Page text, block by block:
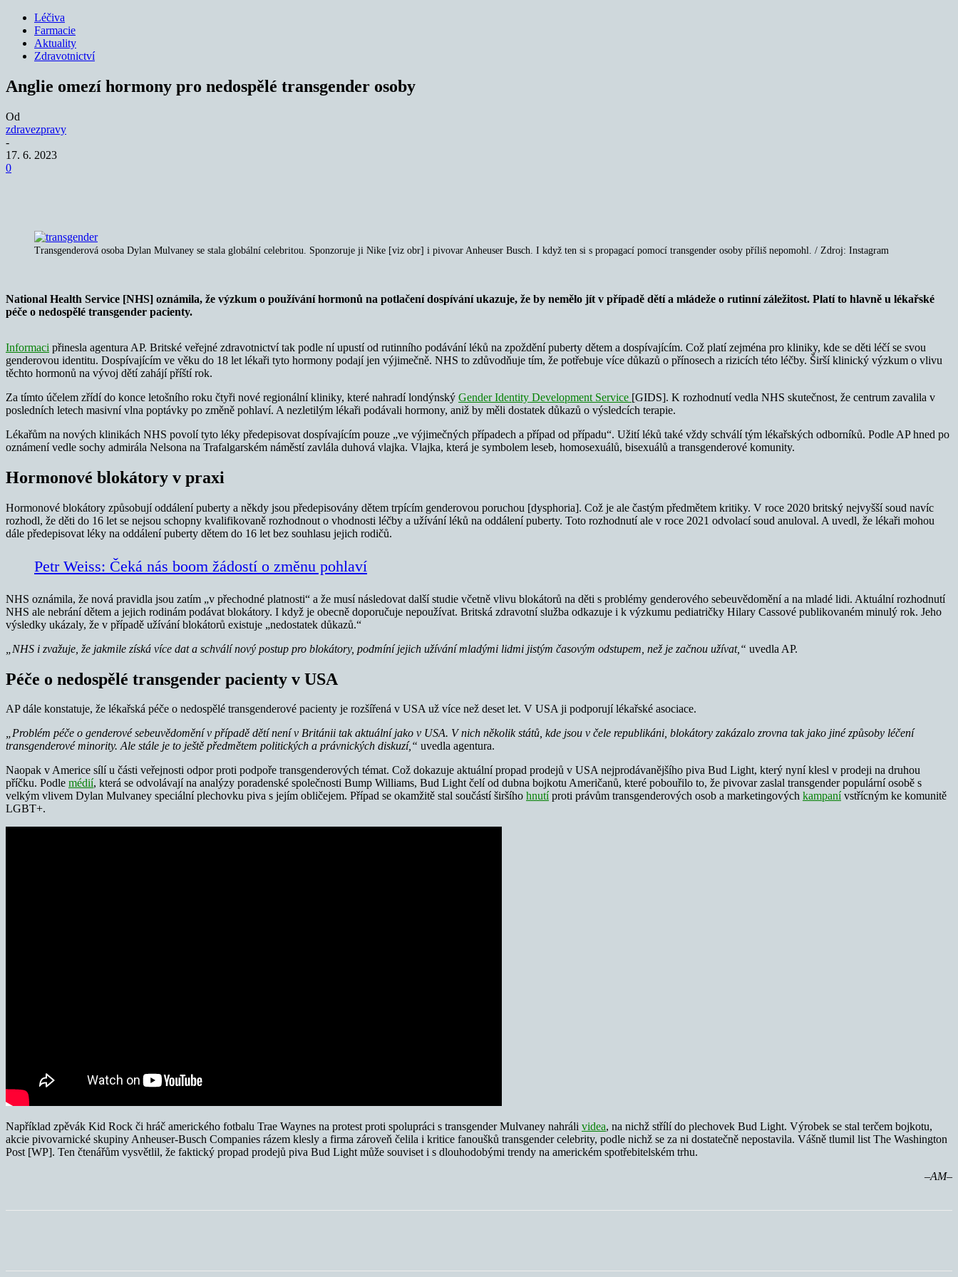
Léčiva
Farmacie
Aktuality
Zdravotnictví
Anglie omezí hormony pro nedospělé transgender osoby
Od
zdravezpravy
-
17. 6. 2023
0
Transgenderová osoba Dylan Mulvaney se stala globální celebritou. Sponzoruje ji Nike [viz obr] i pivovar Anheuser Busch. I když ten si s propagací pomocí transgender osoby příliš nepomohl. / Zdroj: Instagram
National Health Service [NHS] oznámila, že výzkum o používání hormonů na potlačení dospívání ukazuje, že by nemělo jít v případě dětí a mládeže o rutinní záležitost. Platí to hlavně u lékařské
péče o nedospělé transgender pacienty.
Informaci přinesla agentura AP. Britské veřejné zdravotnictví tak podle ní upustí od rutinního podávání léků na zpoždění puberty dětem a dospívajícím. Což platí zejména pro kliniky, kde se děti léčí se svou
genderovou identitu. Dospívajícím ve věku do 18 let lékaři tyto hormony podají jen výjimečně. NHS to zdůvodňuje tím, že potřebuje více důkazů o přínosech a rizicích této léčby. Širší klinický výzkum o vlivu
těchto hormonů na vývoj dětí zahájí příští rok.
Za tímto účelem zřídí do konce letošního roku čtyři nové regionální kliniky, které nahradí londýnský Gender Identity Development Service [GIDS]. K rozhodnutí vedla NHS skutečnost, že centrum zavalila v
posledních letech masivní vlna poptávky po změně pohlaví. A nezletilým lékaři podávali hormony, aniž by měli dostatek důkazů o výsledcích terapie.
Lékařům na nových klinikách NHS povolí tyto léky předepisovat dospívajícím pouze „ve výjimečných případech a případ od případu“. Užití léků také vždy schválí tým lékařských odborníků. Podle AP hned po
oznámení vedle sochy admirála Nelsona na Trafalgarském náměstí zavlála duhová vlajka. Vlajka, která je symbolem leseb, homosexuálů, bisexuálů a transgenderové komunity.
Hormonové blokátory v praxi
Hormonové blokátory způsobují oddálení puberty a někdy jsou předepisovány dětem trpícím genderovou poruchou [dysphoria]. Což je ale častým předmětem kritiky. V roce 2020 britský nejvyšší soud navíc
rozhodl, že děti do 16 let se nejsou schopny kvalifikovaně rozhodnout o vhodnosti léčby a užívání léků na oddálení puberty. Toto rozhodnutí ale v roce 2021 odvolací soud anuloval. A uvedl, že lékaři mohou
dále předepisovat léky na oddálení puberty dětem do 16 let bez souhlasu jejich rodičů.
Petr Weiss: Čeká nás boom žádostí o změnu pohlaví
NHS oznámila, že nová pravidla jsou zatím „v přechodné platnosti“ a že musí následovat další studie včetně vlivu blokátorů na děti s problémy genderového sebeuvědomění a na mladé lidi. Aktuální rozhodnutí
NHS ale nebrání dětem a jejich rodinám podávat blokátory. I když je obecně doporučuje nepoužívat. Britská zdravotní služba odkazuje i k výzkumu pediatričky Hilary Cassové publikovaném minulý rok. Jeho
výsledky ukázaly, že v případě užívání blokátorů existuje „nedostatek důkazů.“
„NHS i zvažuje, že jakmile získá více dat a schválí nový postup pro blokátory, podmíní jejich užívání mladými lidmi jistým časovým odstupem, než je začnou užívat,“ uvedla AP.
Péče o nedospělé transgender pacienty v USA
AP dále konstatuje, že lékařská péče o nedospělé transgenderové pacienty je rozšířená v USA už více než deset let. V USA ji podporují lékařské asociace.
„Problém péče o genderové sebeuvědomění v případě dětí není v Británii tak aktuální jako v USA. V nich několik států, kde jsou v čele republikáni, blokátory zakázalo zrovna tak jako jiné způsoby léčení
transgenderové minority. Ale stále je to ještě předmětem politických a právnických diskuzí,“ uvedla agentura.
Naopak v Americe sílí u části veřejnosti odpor proti podpoře transgenderových témat. Což dokazuje aktuální propad prodejů v USA nejprodávanějšího piva Bud Light, který nyní klesl v prodeji na druhou
příčku. Podle médií, která se odvolávají na analýzy poradenské společnosti Bump Williams, Bud Light čelí od dubna bojkotu Američanů, které pobouřilo to, že pivovar zaslal transgender populární osobě s
velkým vlivem Dylan Mulvaney speciální plechovku piva s jejím obličejem. Případ se okamžitě stal součástí širšího hnutí proti právům transgenderových osob a marketingových kampanívstřícným ke komunitě
LGBT+.
Například zpěvák Kid Rock či hráč amerického fotbalu Trae Waynes na protest proti spolupráci s transgender Mulvaney nahráli videa, na nichž střílí do plechovek Bud Light. Výrobek se stal terčem bojkotu,
akcie pivovarnické skupiny Anheuser-Busch Companies rázem klesly a firma zároveň čelila i kritice fanoušků transgender celebrity, podle nichž se za ni dostatečně nepostavila. Vášně tlumil list The Washington
Post [WP]. Ten čtenářům vysvětlil, že faktický propad prodejů piva Bud Light může souviset i s dlouhodobými trendy na americkém spotřebitelském trhu.
–AM–